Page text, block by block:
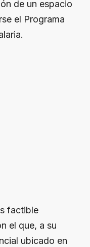
de un espacio
el Programa
factible
el que, a su
ubicado en